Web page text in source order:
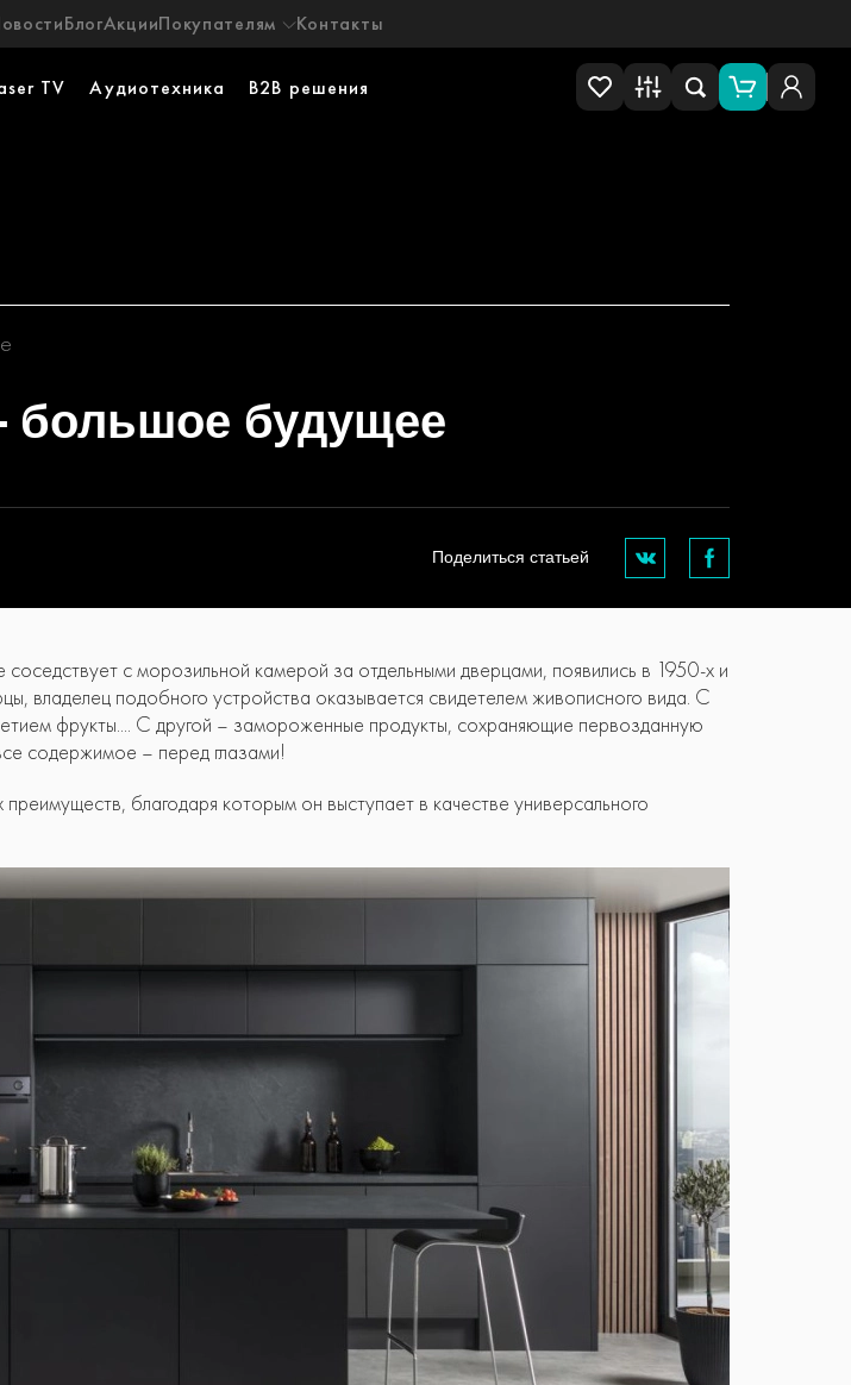
БлогАкцииПокупателям Контакты
TV Аудиотехника B2B решения
большое будущее
Поделиться статьей
с морозильной камерой за отдельными дверцами, появились в 1950-х и
владелец подобного устройства оказывается свидетелем живописного вида. С
фрукты.... С другой – замороженные продукты, сохраняющие первозданную
содержимое – перед глазами!
преимуществ, благодаря которым он выступает в качестве универсального